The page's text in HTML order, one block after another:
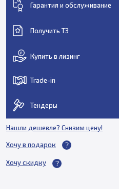
Гарантия и обслуживание
Получить ТЗ
Купить в лизинг
Trade-in
Тендеры
Нашли дешевле? Снизим цену!
Хочу в подарок
Хочу скидку